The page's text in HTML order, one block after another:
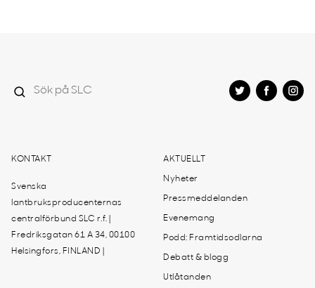
KONTAKT
Svenska
lantbruksproducenternas
centralförbund SLC r.f. |
Fredriksgatan 61 A 34, 00100
Helsingfors, FINLAND |
AKTUELLT
Nyheter
Pressmeddelanden
Evenemang
Podd: Framtidsodlarna
Debatt & blogg
Utlåtanden